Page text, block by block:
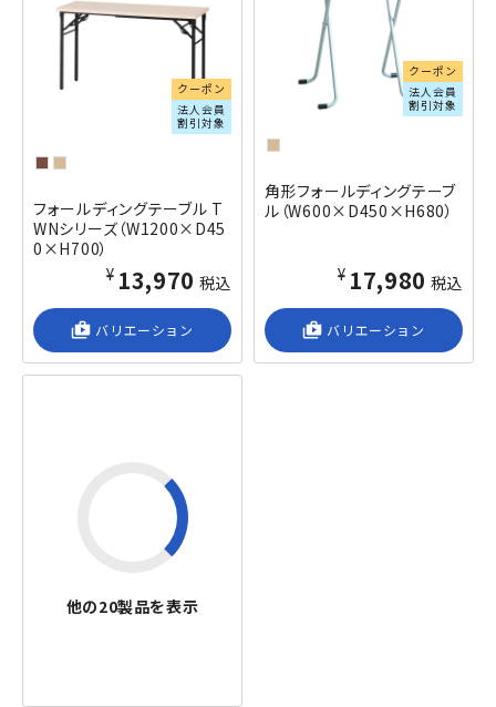
クーポン
法人会員
割引対象
フォールディングテーブル T
WNシリーズ（W1200×D45
0×H700）
¥13,970 税込
shop_2 バリエーション
クーポン
法人会員
割引対象
角形フォールディングテーブ
ル（W600×D450×H680）
¥17,980 税込
shop_2 バリエーション
他の20製品を表示